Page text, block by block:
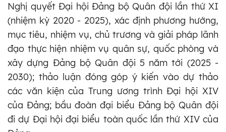
Nghị quyết Đại hội Đảng bộ Quân đội lần thứ XI
(nhiệm kỳ 2020 - 2025), xác định phương hướng,
mục tiêu, nhiệm vụ, chủ trương và giải pháp lãnh
đạo thực hiện nhiệm vụ quân sự, quốc phòng và
xây dựng Đảng bộ Quân đội 5 năm tới (2025 -
2030); thảo luận đóng góp ý kiến vào dự thảo
các văn kiện của Trung ương trình Đại hội XIV
của Đảng; bầu đoàn đại biểu Đảng bộ Quân đội
đi dự Đại hội đại biểu toàn quốc lần thứ XIV của